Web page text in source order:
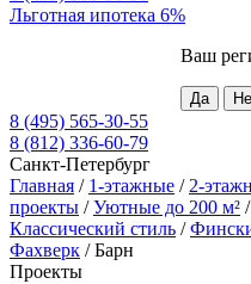
Льготная ипотека 6%
Ваш
8 (495) 565-30-55
8 (812) 336-60-79
Санкт-Петербург
Главная / 1-этажные / 2-
проекты /Уютные до 200 м² /
Классический стиль /
Фахверк /Барн
Проекты